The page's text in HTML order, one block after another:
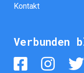
Kontakt
Verbunden